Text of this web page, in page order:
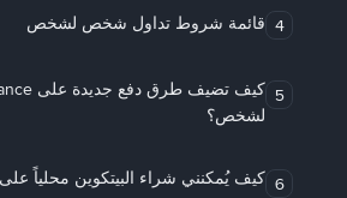
4 قائمة شروط تداول شخص لشخص
5
لشخص؟
6 كيف يُمكنني شراء البيتكوين محلياً على Binance P2P؟